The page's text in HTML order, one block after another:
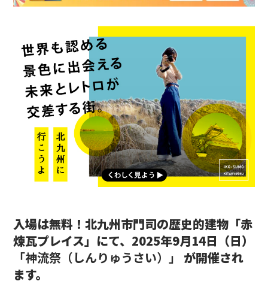
入場は無料！北九州市門司の歴史的建物「赤
煉瓦プレイス」にて、2025年9月14日（日）
「神流祭（しんりゅうさい）」
が開催され
ます。